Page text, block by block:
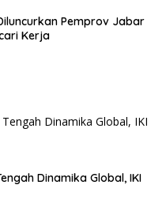
Pemprov Jabar
Kerja
Dinamika Global, IKI